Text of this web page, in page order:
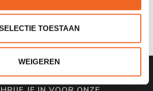
TOESTAAN
WEIGEREN
€63,00€60,00